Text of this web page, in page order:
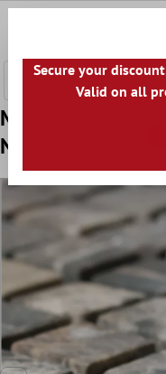
Muster von
Naturstein
Secure your
Valid on all